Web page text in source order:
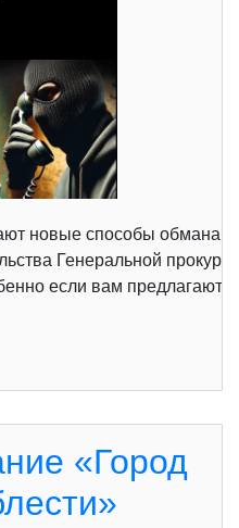
новые способы обмана,
Генеральной
если вам предлагают
«Город